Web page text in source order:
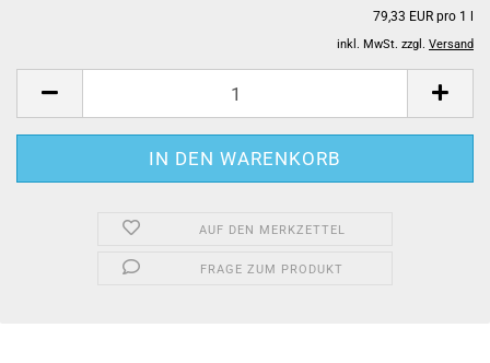
79,33 EUR pro 1 l
inkl. MwSt. zzgl. Versand
AUF DEN MERKZETTEL
FRAGE ZUM PRODUKT